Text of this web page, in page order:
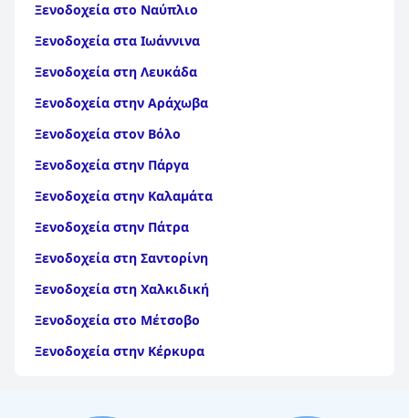
Ξενοδοχεία στο Ναύπλιο
Ξενοδοχεία στα Ιωάννινα
Ξενοδοχεία στη Λευκάδα
Ξενοδοχεία στην Αράχωβα
Ξενοδοχεία στον Βόλο
Ξενοδοχεία στην Πάργα
Ξενοδοχεία στην Καλαμάτα
Ξενοδοχεία στην Πάτρα
Ξενοδοχεία στη Σαντορίνη
Ξενοδοχεία στη Χαλκιδική
Ξενοδοχεία στο Μέτσοβο
Ξενοδοχεία στην Κέρκυρα
Ξενοδοχεία στην Αίγινα